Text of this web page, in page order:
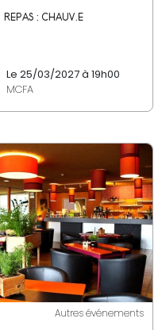
REPAS : CHAUV.E
Le 25/03/2027 à 19h00
MCFA
Autres événements